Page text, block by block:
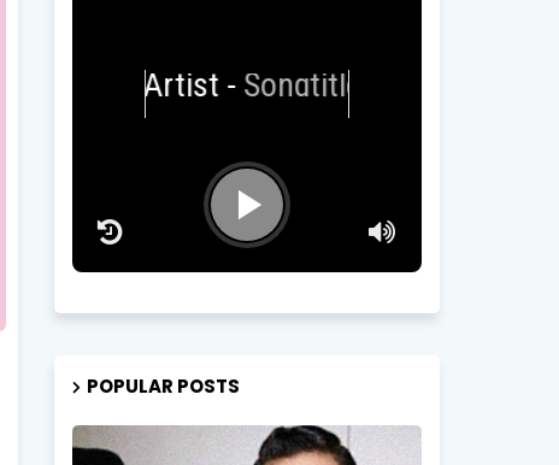
Artist-Songtitle
POPULAR POSTS